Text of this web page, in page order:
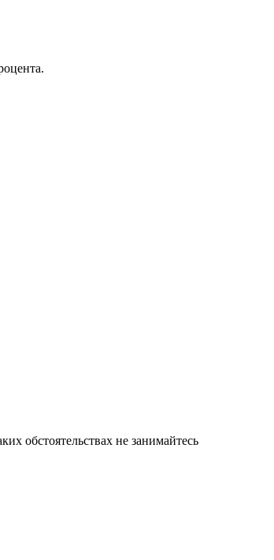
обстоятельствах не занимайтесь